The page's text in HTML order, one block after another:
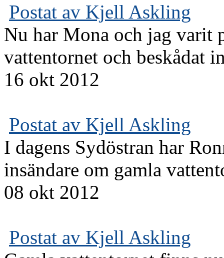
Postat av Kjell Askling
Nu har Mona och jag varit
vattentornet och beskådat
16 okt 2012
Postat av Kjell Askling
I dagens Sydöstran har
insändare om gamla
08 okt 2012
Postat av Kjell Askling